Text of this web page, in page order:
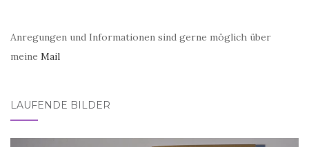
Anregungen und Informationen sind gerne möglich über
meine Mail
LAUFENDE BILDER